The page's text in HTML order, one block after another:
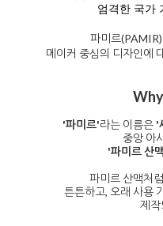
엄격한 국가
파미르
메이커 중심의 디자인에
'파미르'라는 이름은 '
중앙 아
'파미르 산
파미르 산맥처
튼튼하고, 오래 사용
제작